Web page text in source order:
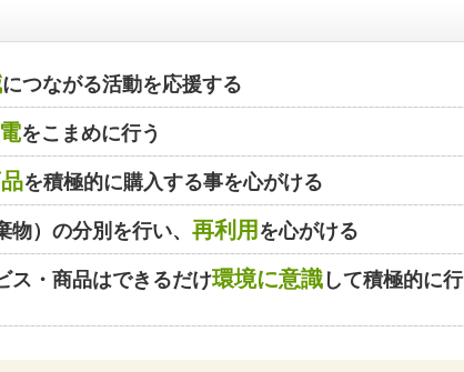
につながる活動を応援する
をこまめに行う
を積極的に購入する事を心がける
物）の分別を行い、 再利用 を心がける
ス・商品はできるだけ環境に意識して積極的に行